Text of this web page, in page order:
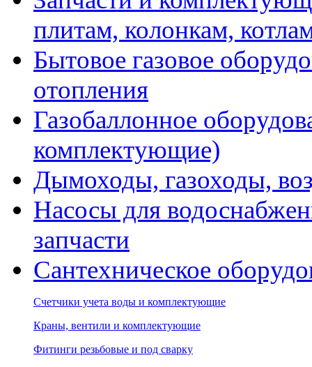
плитам, колонкам,
Бытовое газовое
отопления
Газобаллонное
комплектующие)
Дымоходы, газоходы,
Насосы для
запчасти
Сантехническое
Счетчики учета воды и комплектующие
Краны, вентили и комплектующие
Фитинги резьбовые и под сварку